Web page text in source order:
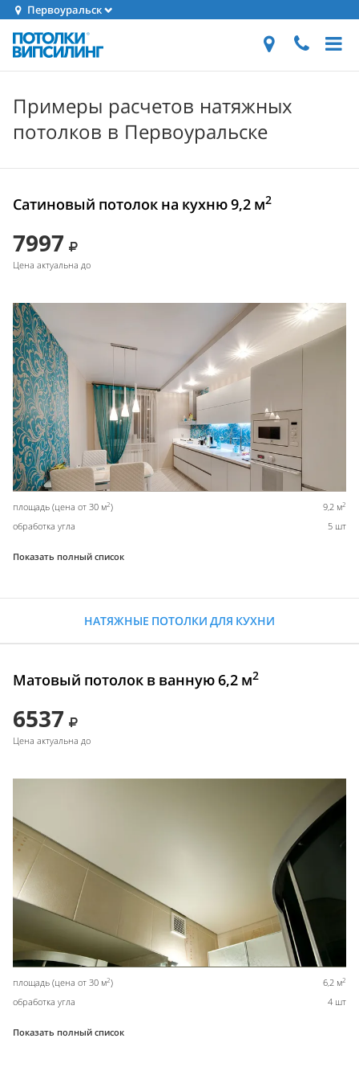
Первоуральск
Примеры расчетов натяжных
потолков в Первоуральске
Сатиновый потолок на кухню 9,2 м2
7997
Цена актуальна до
площадь (цена от 30 м2) 9,2 м2
обработка угла 5 шт
Показать полный список
НАТЯЖНЫЕ ПОТОЛКИ ДЛЯ КУХНИ
Матовый потолок в ванную 6,2 м2
6537
Цена актуальна до
площадь (цена от 30 м2) 6,2 м2
обработка угла 4 шт
Показать полный список